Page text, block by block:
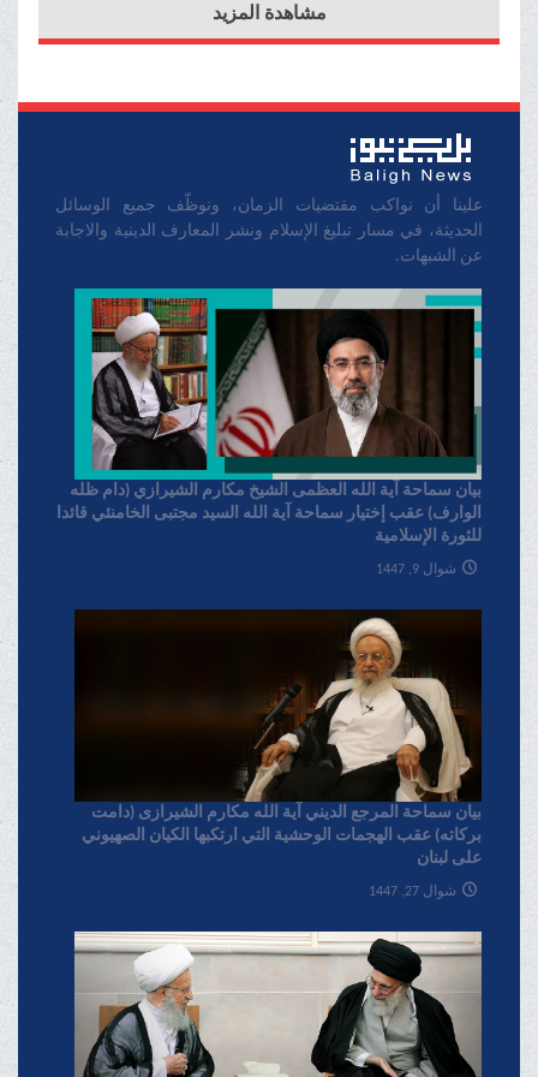
لمسلمي العالم جمیعامشاهدة المزيد
علينا أن نواكب مقتضيات الزمان، ونوظّف جميع الوسائل
الحديثة، في مسار تبليغ الإسلام ونشر المعارف الدينية والاجابة
عن الشبهات.
بیان سماحة آیة الله العظمی الشیخ مکارم الشیرازي (دام ظله
الوارف) عقب إختیار سماحة آیة الله السید مجتبی الخامنئي قائدا
للثورة الإسلامیة
شوال 9, 1447
بیان سماحة المرجع الدیني آية الله مکارم الشیرازی (دامت
برکاته) عقب الهجمات الوحشية التي ارتکبها الکيان الصهیوني
علی لبنان
شوال 27, 1447